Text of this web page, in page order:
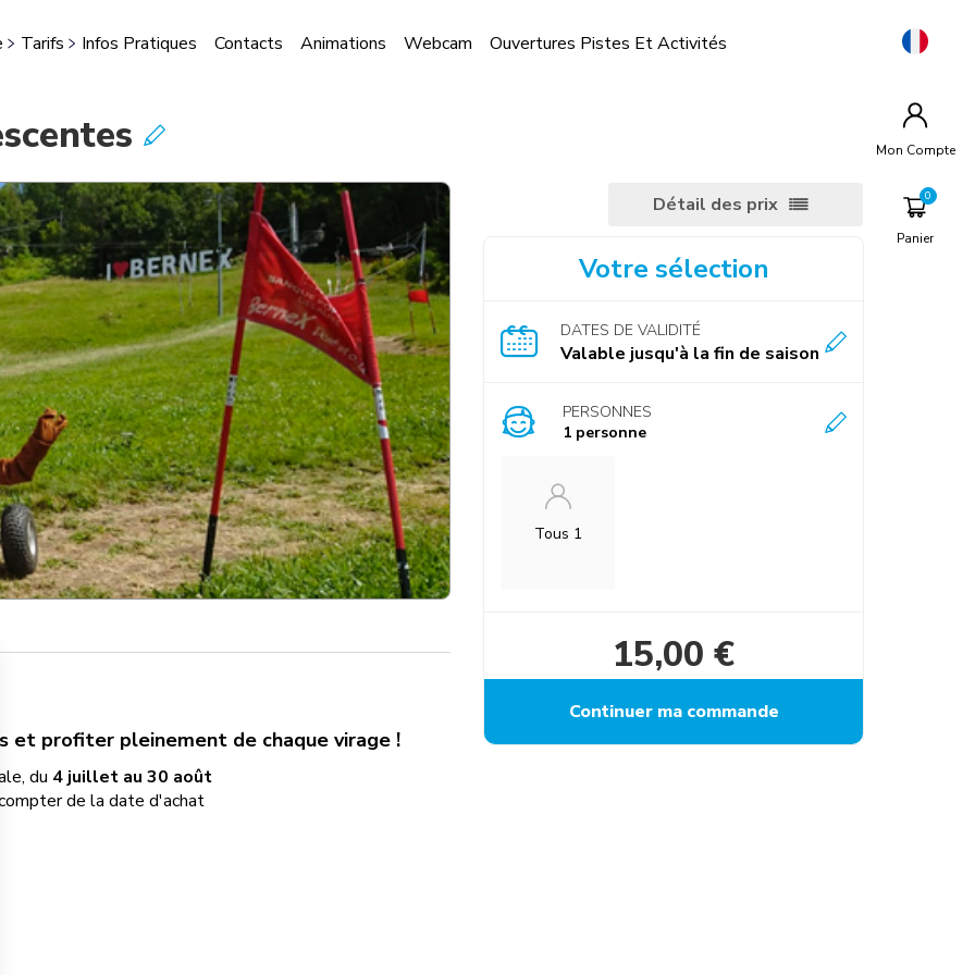
Tarifs Infos Pratiques Contacts Animations Webcam Ouvertures Pistes Et Activités
Mon Compte
Panier
Détail des prix
Votre sélection
DATES DE VALIDITÉ
Valable jusqu'à la fin de saison
PERSONNES
1 personne
Tous 1
15,00 €
Continuer ma commande
et profiter pleinement de chaque virage !
du 4 juillet au 30 août
de la date d'achat